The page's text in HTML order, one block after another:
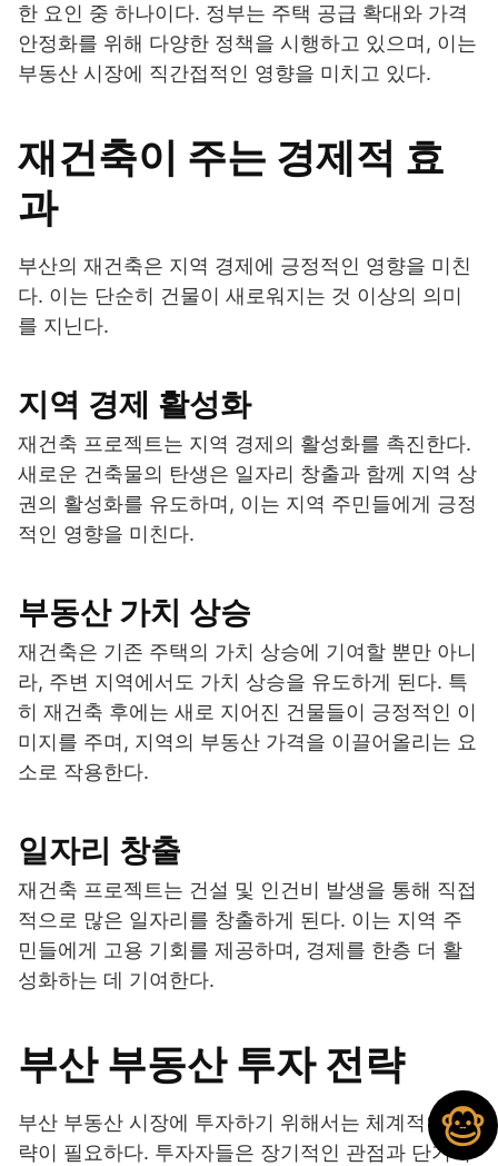
한 요인 중 하나이다. 정부는 주택 공급 확대와 가격
안정화를 위해 다양한 정책을 시행하고 있으며, 이는
부동산 시장에 직간접적인 영향을 미치고 있다.
재건축이 주는 경제적 효
과
부산의 재건축은 지역 경제에 긍정적인 영향을 미친
다. 이는 단순히 건물이 새로워지는 것 이상의 의미
를 지닌다.
지역 경제 활성화
재건축 프로젝트는 지역 경제의 활성화를 촉진한다.
새로운 건축물의 탄생은 일자리 창출과 함께 지역 상
권의 활성화를 유도하며, 이는 지역 주민들에게 긍정
적인 영향을 미친다.
부동산 가치 상승
재건축은 기존 주택의 가치 상승에 기여할 뿐만 아니
라, 주변 지역에서도 가치 상승을 유도하게 된다. 특
히 재건축 후에는 새로 지어진 건물들이 긍정적인 이
미지를 주며, 지역의 부동산 가격을 이끌어올리는 요
소로 작용한다.
일자리 창출
재건축 프로젝트는 건설 및 인건비 발생을 통해 직접
적으로 많은 일자리를 창출하게 된다. 이는 지역 주
민들에게 고용 기회를 제공하며, 경제를 한층 더 활
성화하는 데 기여한다.
부산 부동산 투자 전략
부산 부동산 시장에 투자하기 위해서는 체계적인 전
략이 필요하다. 투자자들은 장기적인 관점과 단기적